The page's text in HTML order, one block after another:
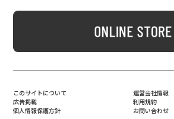
このサイトについて
広告掲載
個人情報保護方針
運営会社情報
利用規約
お問い合わせ